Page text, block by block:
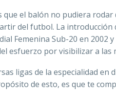
que el balón no pudiera
del futbol. La introducción
Femenina Sub-20 en 2002
esfuerzo por visibilizar a las
ligas de la especialidad
de esto, es que te